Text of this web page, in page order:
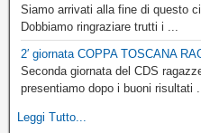
Siamo arrivati alla fine di questo
Dobbiamo ringraziare trutti i ...
2′ giornata COPPA TOSCANA
Seconda giornata del CDS
presentiamo dopo i buoni risultati
Leggi Tutto...